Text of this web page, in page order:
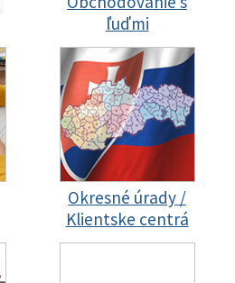
ľuďmi
Okresné úrady /
Klientske centrá